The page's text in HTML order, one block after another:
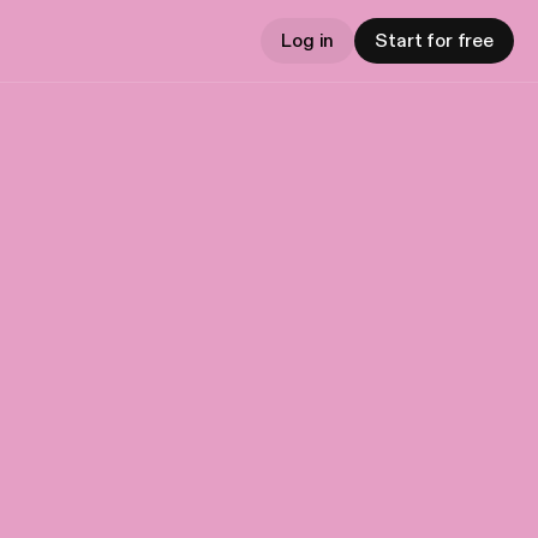
Log in Start for free